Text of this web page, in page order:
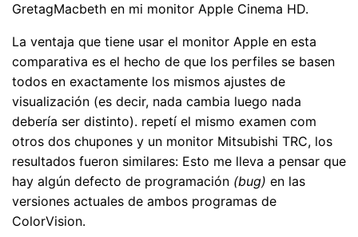
GretagMacbeth en mi monitor Apple Cinema HD.
La ventaja que tiene usar el monitor Apple en esta
comparativa es el hecho de que los perfiles se basen
todos en exactamente los mismos ajustes de
visualización (es decir, nada cambia luego nada
debería ser distinto). repetí el mismo examen com
otros dos chupones y un monitor Mitsubishi TRC, los
resultados fueron similares: Esto me lleva a pensar que
hay algún defecto de programación (bug) en las
versiones actuales de ambos programas de
ColorVision.